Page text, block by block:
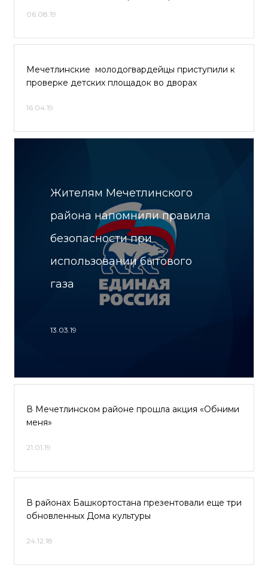
06.08.19
Мечетлинские молодогвардейцы приступили к
проверке детских площадок во дворах
16.04.19
Жителям Мечетлинского
района напомнили правила
безопасности при
использовании бытового
газа
13.03.19
В Мечетлинском районе прошла акция «Обними
меня»
21.01.19
В районах Башкортостана презентовали еще три
обновленных Дома культуры
24.12.18